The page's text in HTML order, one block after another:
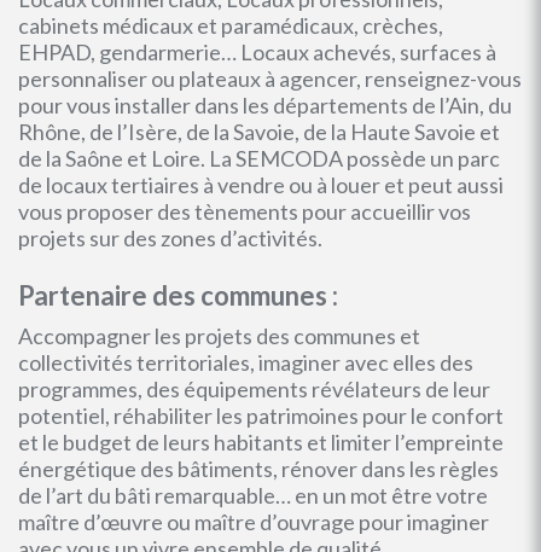
cabinets médicaux et paramédicaux, crèches,
EHPAD, gendarmerie… Locaux achevés, surfaces à
personnaliser ou plateaux à agencer, renseignez-vous
pour vous installer dans les départements de l’Ain, du
Rhône, de l’Isère, de la Savoie, de la Haute Savoie et
de la Saône et Loire. La SEMCODA possède un parc
de locaux tertiaires à vendre ou à louer et peut aussi
vous proposer des tènements pour accueillir vos
projets sur des zones d’activités.
Partenaire des communes :
Accompagner les projets des communes et
collectivités territoriales, imaginer avec elles des
programmes, des équipements révélateurs de leur
potentiel, réhabiliter les patrimoines pour le confort
et le budget de leurs habitants et limiter l’empreinte
énergétique des bâtiments, rénover dans les règles
de l’art du bâti remarquable… en un mot être votre
maître d’œuvre ou maître d’ouvrage pour imaginer